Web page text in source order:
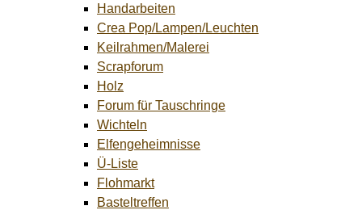
Handarbeiten
Crea Pop/Lampen/Leuchten
Keilrahmen/Malerei
Scrapforum
Holz
Forum für Tauschringe
Wichteln
Elfengeheimnisse
Ü-Liste
Flohmarkt
Basteltreffen